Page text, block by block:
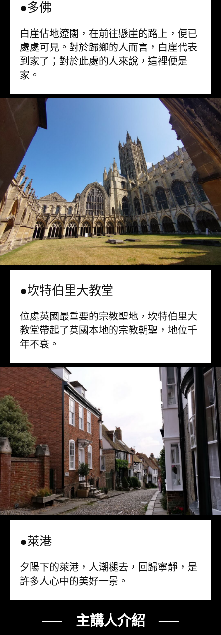
●多佛
白崖佔地遼闊，在前往懸崖的路上，便已
處處可見。對於歸鄉的人而言，白崖代表
到家了；對於此處的人來說，這裡便是
家。
●坎特伯里大教堂
位處英國最重要的宗教聖地，坎特伯里大
教堂帶起了英國本地的宗教朝聖，地位千
年不衰。
●萊港
夕陽下的萊港，人潮褪去，回歸寧靜，是
許多人心中的美好一景。
── 主講人介紹 ──